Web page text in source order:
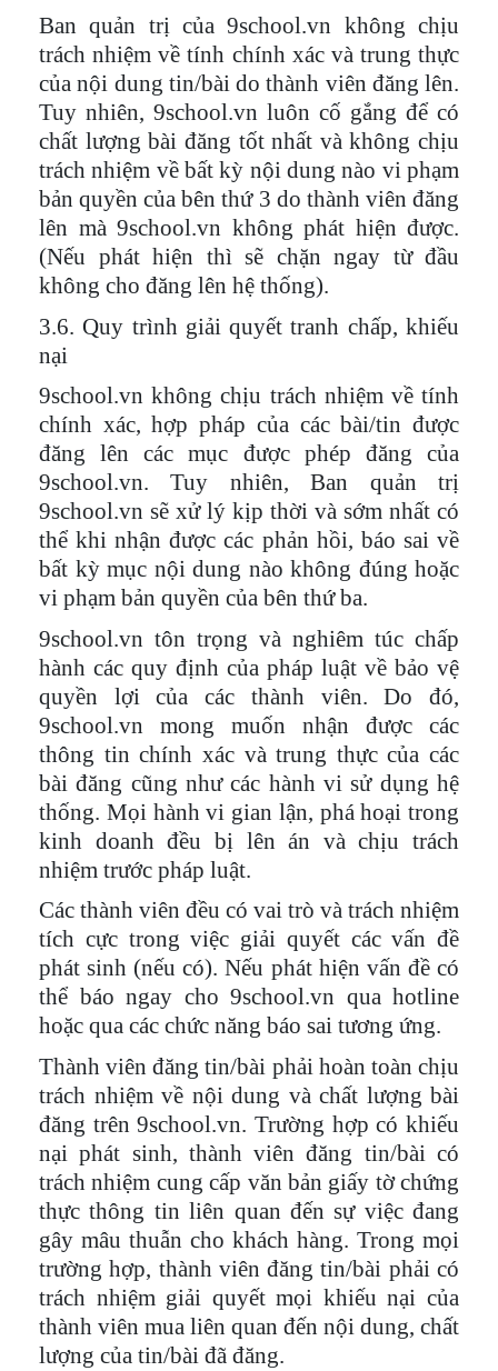
Ban quản trị của 9school.vn không chịu
trách nhiệm về tính chính xác và trung thực
của nội dung tin/bài do thành viên đăng lên.
Tuy nhiên, 9school.vn luôn cố gắng để có
chất lượng bài đăng tốt nhất và không chịu
trách nhiệm về bất kỳ nội dung nào vi phạm
bản quyền của bên thứ 3 do thành viên đăng
lên mà 9school.vn không phát hiện được.
(Nếu phát hiện thì sẽ chặn ngay từ đầu
không cho đăng lên hệ thống).
3.6. Quy trình giải quyết tranh chấp, khiếu
nại
9school.vn không chịu trách nhiệm về tính
chính xác, hợp pháp của các bài/tin được
đăng lên các mục được phép đăng của
9school.vn. Tuy nhiên, Ban quản trị
9school.vn sẽ xử lý kịp thời và sớm nhất có
thể khi nhận được các phản hồi, báo sai về
bất kỳ mục nội dung nào không đúng hoặc
vi phạm bản quyền của bên thứ ba.
9school.vn tôn trọng và nghiêm túc chấp
hành các quy định của pháp luật về bảo vệ
quyền lợi của các thành viên. Do đó,
9school.vn mong muốn nhận được các
thông tin chính xác và trung thực của các
bài đăng cũng như các hành vi sử dụng hệ
thống. Mọi hành vi gian lận, phá hoại trong
kinh doanh đều bị lên án và chịu trách
nhiệm trước pháp luật.
Các thành viên đều có vai trò và trách nhiệm
tích cực trong việc giải quyết các vấn đề
phát sinh (nếu có). Nếu phát hiện vấn đề có
thể báo ngay cho 9school.vn qua hotline
hoặc qua các chức năng báo sai tương ứng.
Thành viên đăng tin/bài phải hoàn toàn chịu
trách nhiệm về nội dung và chất lượng bài
đăng trên 9school.vn. Trường hợp có khiếu
nại phát sinh, thành viên đăng tin/bài có
trách nhiệm cung cấp văn bản giấy tờ chứng
thực thông tin liên quan đến sự việc đang
gây mâu thuẫn cho khách hàng. Trong mọi
trường hợp, thành viên đăng tin/bài phải có
trách nhiệm giải quyết mọi khiếu nại của
thành viên mua liên quan đến nội dung, chất
lượng của tin/bài đã đăng.